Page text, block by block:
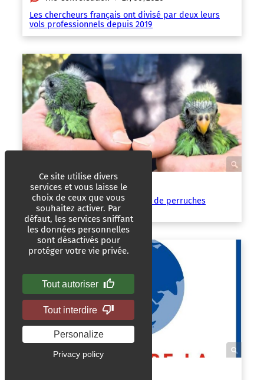
Les chercheurs français ont divisé par deux leurs
vols professionnels depuis 2019
France 24 | 22/06/2026
En Nouvelle-Zélande, un couple de perruches
hyperactif relance son espèce
Ce site utilise divers
services et vous laisse le
choix de ceux que vous
souhaitez activer. Par
défaut, les services sniffant
les données personnelles
sont désactivés pour
protéger votre vie privée.
Tout autoriser
Tout interdire
Personalize
Privacy policy